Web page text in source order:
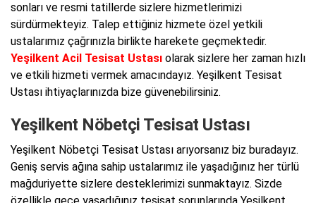
sonları ve resmi tatillerde sizlere hizmetlerimizi
sürdürmekteyiz. Talep ettiğiniz hizmete özel yetkili
ustalarımız çağrınızla birlikte harekete geçmektedir.
Yeşilkent Acil Tesisat Ustası olarak sizlere her zaman hızlı
ve etkili hizmeti vermek amacındayız. Yeşilkent Tesisat
Ustası ihtiyaçlarınızda bize güvenebilirsiniz.
Yeşilkent Nöbetçi Tesisat Ustası
Yeşilkent Nöbetçi Tesisat Ustası arıyorsanız biz buradayız.
Geniş servis ağına sahip ustalarımız ile yaşadığınız her türlü
mağduriyette sizlere desteklerimizi sunmaktayız. Sizde
özellikle gece yaşadığınız tesisat sorunlarında Yeşilkent